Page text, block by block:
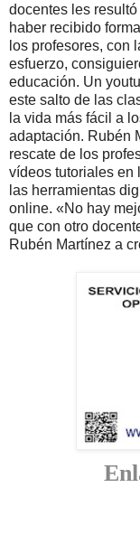
docentes les
haber recibido
los profesores, con
esfuerzo,
educación. Un
este salto de las
la vida más fácil a
adaptación. Rubén
rescate de los
vídeos tutoriales en
las herramientas
online. «No hay
que con otro
Rubén Martínez a